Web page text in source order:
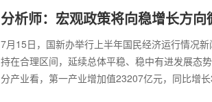
分析师：宏观政策将向稳增长方
7月15日，国新办举行上半年国民经济运行情况
持在合理区间，延续总体平稳、稳中有进发展态
分产业看，第一产业增加值23207亿元，同比增